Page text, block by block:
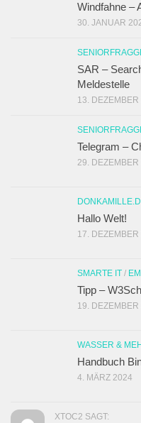
Windfahne –
30. JANUAR
SAR –
Meldestelle
13. DEZEMBER
Telegram –
29. DEZEMBER
Hallo Welt!
17. DEZEMBER
SMARTE IT /
Tipp –
19. DEZEMBER
WASSER &
Handbuch
4. MÄRZ 2024
XTOC2 SAGT: